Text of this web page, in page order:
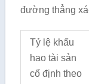
đường thẳng
Tỷ lệ khấu
hao tài sản
cố định theo